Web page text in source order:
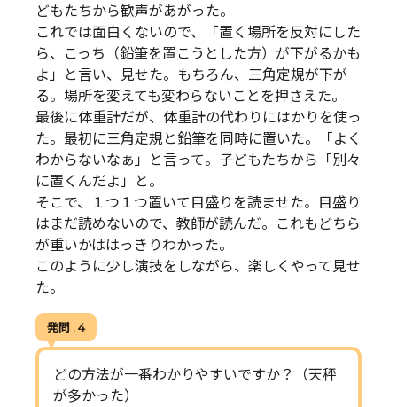
どもたちから歓声があがった。
これでは面白くないので、「置く場所を反対にした
ら、こっち（鉛筆を置こうとした方）が下がるかも
よ」と言い、見せた。もちろん、三角定規が下が
る。場所を変えても変わらないことを押さえた。
最後に体重計だが、体重計の代わりにはかりを使っ
た。最初に三角定規と鉛筆を同時に置いた。「よく
わからないなぁ」と言って。子どもたちから「別々
に置くんだよ」と。
そこで、１つ１つ置いて目盛りを読ませた。目盛り
はまだ読めないので、教師が読んだ。これもどちら
が重いかははっきりわかった。
このように少し演技をしながら、楽しくやって見せ
た。
発問 . 4
どの方法が一番わかりやすいですか？（天秤
が多かった）